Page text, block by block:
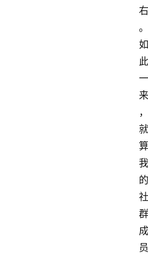
右
。
如
此
一
来
，
就
算
我
的
社
群
成
员